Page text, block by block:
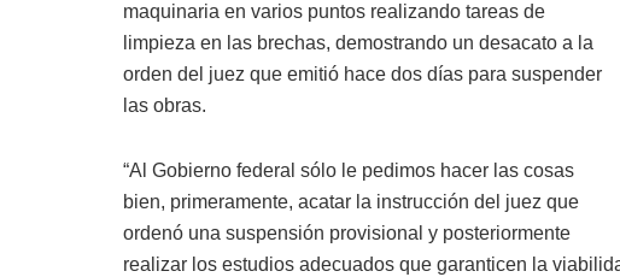
maquinaria en varios puntos realizando tareas de
limpieza en las brechas, demostrando un desacato a la
orden del juez que emitió hace dos días para suspender
las obras.
“Al Gobierno federal sólo le pedimos hacer las cosas
bien, primeramente, acatar la instrucción del juez que
ordenó una suspensión provisional y posteriormente
realizar los estudios adecuados que garanticen la